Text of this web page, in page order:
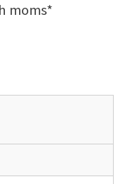
moms*